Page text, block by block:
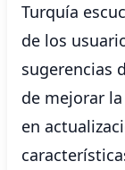
Turquía
de los
sugerencias
de mejorar
en